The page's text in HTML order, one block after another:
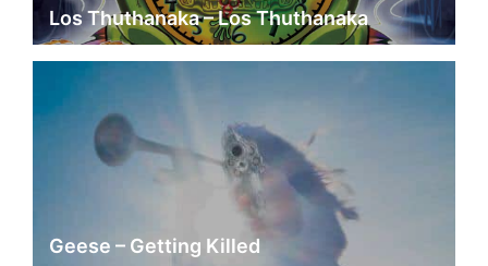
Los Thuthanaka – Los Thuthanaka
Geese – Getting Killed